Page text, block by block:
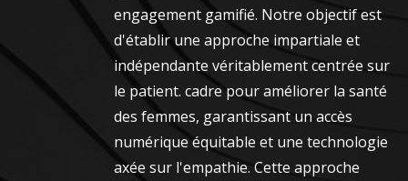
engagement gamifié. Notre objectif est
d'établir une approche impartiale et
indépendante véritablement centrée sur
le patient. cadre pour améliorer la santé
des femmes, garantissant un accès
numérique équitable et une technologie
axée sur l'empathie. Cette approche